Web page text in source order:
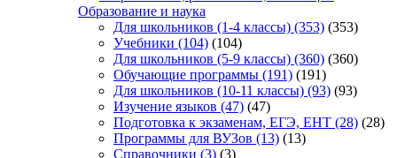
Образование и наука
Для школьников (1-4 классы) (353) (353)
Учебники (104) (104)
Для школьников (5-9 классы) (360) (360)
Обучающие программы (191) (191)
Для школьников (10-11 классы) (93) (93)
Изучение языков (47) (47)
Подготовка к экзаменам, ЕГЭ, ЕНТ (28) (28)
Программы для ВУЗов (13) (13)
Справочники (3) (3)